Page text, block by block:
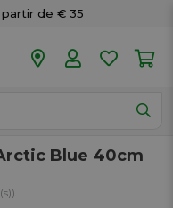
partir de € 35
Blue 40cm